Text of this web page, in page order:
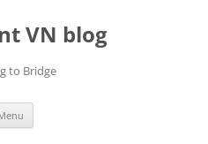
VN blog
to Bridge